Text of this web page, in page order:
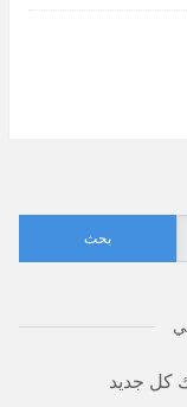
عن:
كل جديد